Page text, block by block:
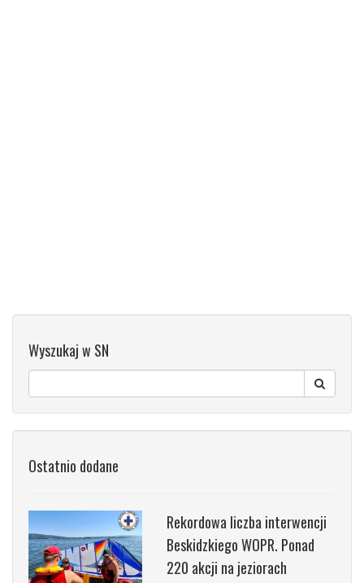
Wyszukaj w SN
Ostatnio dodane
Rekordowa liczba interwencji
Beskidzkiego WOPR. Ponad
220 akcji na jeziorach